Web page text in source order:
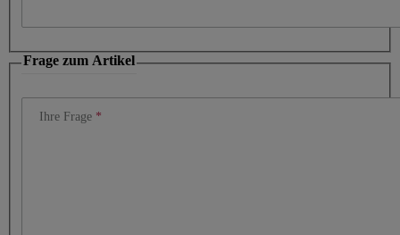
Frage zum Artikel
Ihre Frage